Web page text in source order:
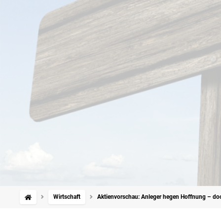
Wirtschaft Aktienvorschau: Anleger hegen Hoffnung –